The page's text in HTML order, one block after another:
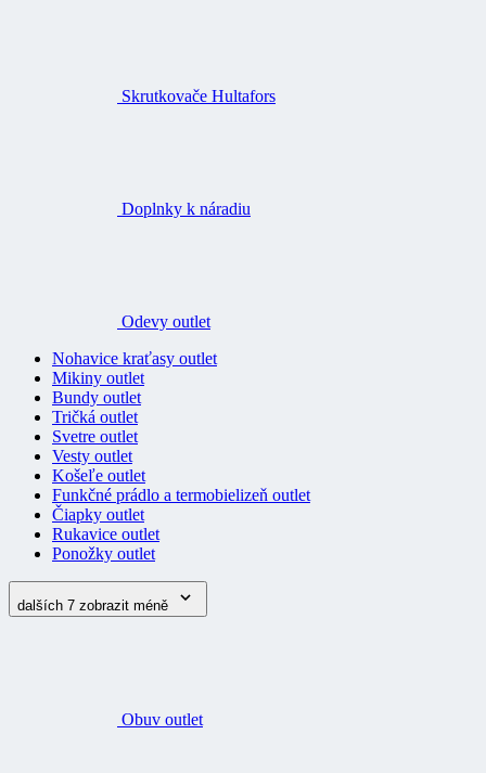
Skrutkovače Hultafors
Doplnky k náradiu
Odevy outlet
Nohavice kraťasy outlet
Mikiny outlet
Bundy outlet
Tričká outlet
Svetre outlet
Vesty outlet
Košeľe outlet
Funkčné prádlo a termobielizeň outlet
Čiapky outlet
Rukavice outlet
Ponožky outlet
dalších 7 zobrazit méně
Obuv outlet